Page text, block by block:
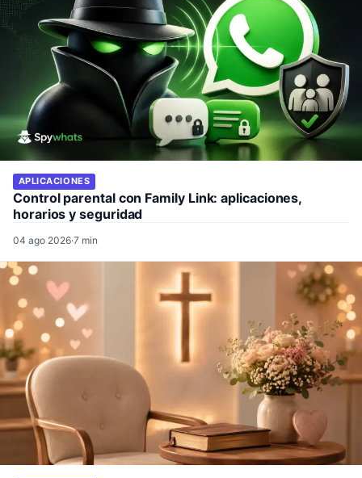
APLICACIONES
Control parental con Family Link: aplicaciones,
horarios y seguridad
04 ago 2026·7 min